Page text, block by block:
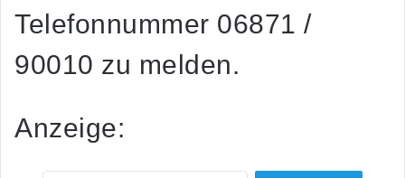
Telefonnummer 06871 /
90010 zu melden.
Anzeige: